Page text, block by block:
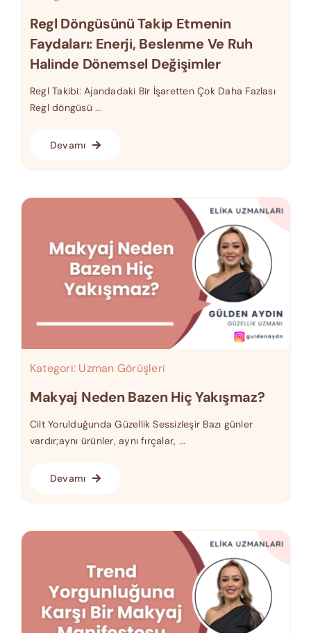
Regl Döngüsünü Takip Etmenin
Faydaları: Enerji, Beslenme Ve Ruh
Halinde Dönemsel Değişimler
Regl Takibi: Ajandadaki Bir İşaretten Çok Daha Fazlası
Regl döngüsü ...
Devamı
Kategori: Uzman Görüşleri
Makyaj Neden Bazen Hiç Yakışmaz?
Cilt Yorulduğunda Güzellik Sessizleşir Bazı günler
vardır;aynı ürünler, aynı fırçalar, ...
Devamı